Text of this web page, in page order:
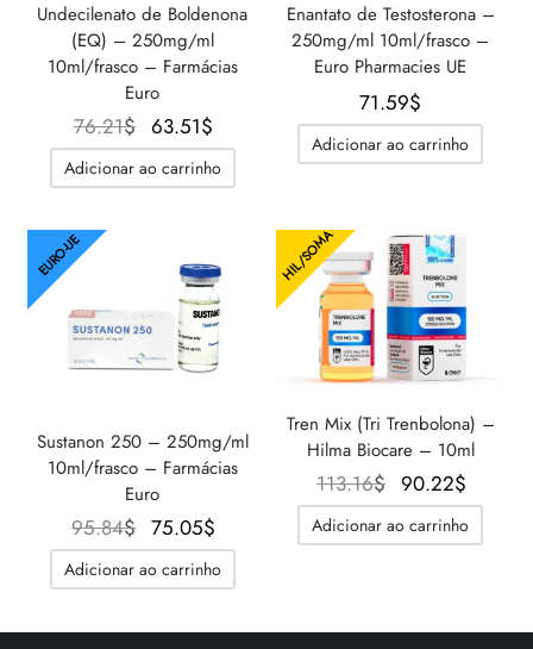
Undecilenato de Boldenona
(EQ) – 250mg/ml
10ml/frasco – Farmácias
Euro
76.21$
O
preço
original
63.51$
preço
atual é:
Adicionar ao carrinho
Enantato de Testosterona –
250mg/ml 10ml/frasco –
Euro Pharmacies UE
71.59$
Adicionar ao carrinho
EURO-UE
Sustanon 250 – 250mg/ml
10ml/frasco – Farmácias
Euro
95.84$
O
preço
original
75.05$
preço
atual é:
Adicionar ao carrinho
HIL/SOMA
Tren Mix (Tri Trenbolona) –
Hilma Biocare – 10ml
113.16$ O preço
original
era:
90.22$
atual
Adicionar ao carrinho